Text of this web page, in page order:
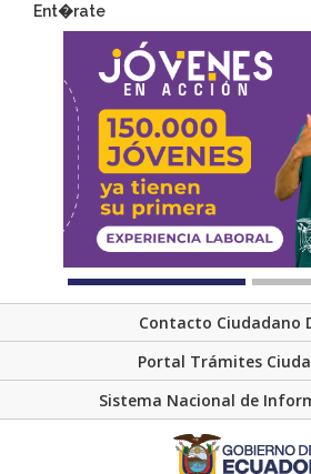
Ent�rate
Contacto Ciudadano
Portal Trámites
Sistema Nacional de